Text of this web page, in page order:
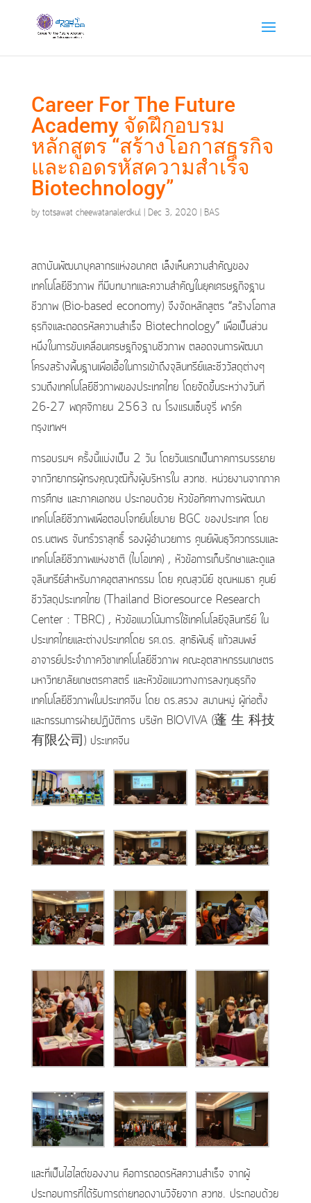
Career For The Future
Academy จัดฝึกอบรม
หลักสูตร “สร้างโอกาสธุรกิจ
และถอดรหัสความสำเร็จ
Biotechnology”
by totsawat cheewatanalerdkul| Dec 3, 2020| BAS
สถาบันพัฒนาบุคลากรแห่งอนาคต เล็งเห็นความสำคัญของ
เทคโนโลยีชีวภาพ ที่มีบทบาทและความสำคัญในยุคเศรษฐกิจฐาน
ชีวภาพ (Bio-based economy) จึงจัดหลักสูตร “สร้างโอกาส
ธุรกิจและถอดรหัสความสำเร็จ Biotechnology” เพื่อเป็นส่วน
หนึ่งในการขับเคลื่อนเศรษฐกิจฐานชีวภาพ ตลอดจนการพัฒนา
โครงสร้างพื้นฐานเพื่อเอื้อในการเข้าถึงจุลินทรีย์และชีววัสดุต่างๆ
รวมถึงเทคโนโลยีชีวภาพของประเทศไทย โดยจัดขึ้นระหว่างวันที่
26-27 พฤศจิกายน 2563 ณ โรงแรมเซ็นจูรี่ พาร์ค
กรุงเทพฯ
การอบรมฯ ครั้งนี้แบ่งเป็น 2 วัน โดยวันแรกเป็นภาคการบรรยาย
จากวิทยากรผู้ทรงคุณวุฒิทั้งผู้บริหารใน สวทช. หน่วยงานจากภาค
การศึกษ และภาคเอกชน ประกอบด้วย หัวข้อทิศทางการพัฒนา
เทคโนโลยีชีวภาพเพื่อตอบโจทย์นโยบาย BGC ของประเทศ โดย
ดร.นตพร จันทร์วราสุทธิ์ รองผู้อำนวยการ ศูนย์พันธุวิศวกรรมและ
เทคโนโลยีชีวภาพแห่งชาติ (ไบโอเทค) , หัวข้อการเก็บรักษาและดูแล
จุลินทรีย์สำหรับภาคอุตสาหกรรม โดย คุณสุวนีย์ ชุณหเมธา ศูนย์
ชีววัสดุประเทศไทย (Thailand Bioresource Research
Center : TBRC) , หัวข้อแนวโน้มการใช้เทคโนโลยีจุลินทรีย์ ใน
ประเทศไทยและต่างประเทศโดย รศ.ดร. สุทธิพันธุ์ แก้วสมพษ์
อาจารย์ประจำภาควิชาเทคโนโลยีชีวภาพ คณะอุตสาหกรรมเกษตร
มหาวิทยาลัยเกษตรศาสตร์ และหัวข้อแนวทางการลงทุนธุรกิจ
เทคโนโลยีชีวภาพในประเทศจีน โดย ดร.สรวง สมานหมู่ ผู้ก่อตั้ง
และกรรมการฝ่ายปฏิบัติการ บริษัท BIOVIVA (蓬 生 科技
有限公司) ประเทศจีน
และที่เป็นไฮไลต์ของงาน คือการถอดรหัสความสำเร็จ จากผู้
ประกอบการที่ได้รับการถ่ายทอดงานวิจัยจาก สวทช. ประกอบด้วย